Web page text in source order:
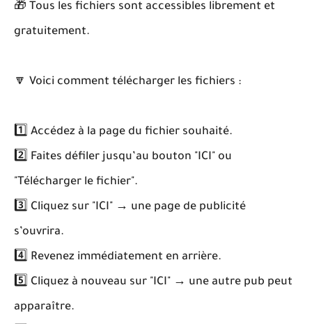
🎁 Tous les fichiers sont accessibles librement et
gratuitement.
🔽 Voici comment télécharger les fichiers :
1️⃣ Accédez à la page du fichier souhaité.
2️⃣ Faites défiler jusqu’au bouton "ICI" ou
"Télécharger le fichier".
3️⃣ Cliquez sur "ICI" → une page de publicité
s’ouvrira.
4️⃣ Revenez immédiatement en arrière.
5️⃣ Cliquez à nouveau sur "ICI" → une autre pub peut
apparaître.